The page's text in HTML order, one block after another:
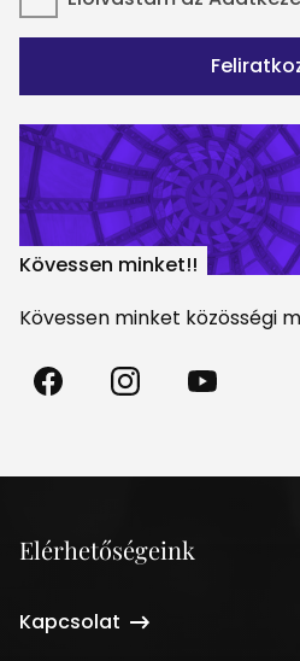
Kövessen minket!!
Kövessen minket közösségi
Madách
Színház
Madách
Színház
Madách
Színház
on
Elérhetőségeink
Kapcsolat